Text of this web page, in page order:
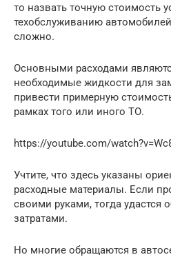
то назвать точную стоимость
техобслуживанию
сложно.
Основными расходами
необходимые жидкости для
привести примерную
рамках того или иного ТО.
https://youtube.com/
Учтите, что здесь указаны
расходные материалы. Если
своими руками, тогда удастся
затратами.
Но многие обращаются в